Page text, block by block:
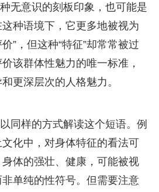
无意识的刻板印象，也可能是
种语境下，它更多地被视为
”，但这种“特征”却常常被过
该群体性魅力的唯一标准，
更深层次的人格魅力。
同样的方式解读这个短语。例
化中，对身体特征的看法可
体的强壮、健康，可能被视
单纯的性符号。但需要注意